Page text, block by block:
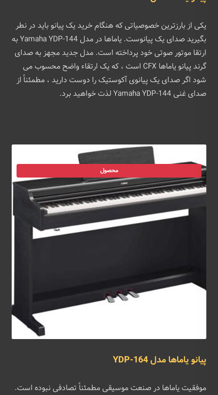
یکی از بارزترین خصوصیاتی که هنگام خرید یک پیانو باید در نطر
بگیرید صدای یک پیانوست. یاماها در مدل Yamaha YDP-144 به
ارتقا موتور صوتی خود پرداخته است. مدل جدید مجهز به صدای
گرند پیانو یاماها CFX است ، که یک ارتقاء واضح محسوب می
شود اگر صدای یک پیانوی آکوستیک را دوست دارید ، مطمئناً از
صدای غنی Yamaha YDP-144 لذت خواهید برد.
محصول
پیانو یاماها مدل YDP-164
موفقیت یاماها در صنعت موسیقی مطمئناً تصادفی نبوده است.